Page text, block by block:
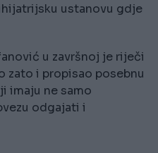
ustanovu gdje
u završnoj je riječi
zato i propisao posebnu
imaju ne samo
odgajati i